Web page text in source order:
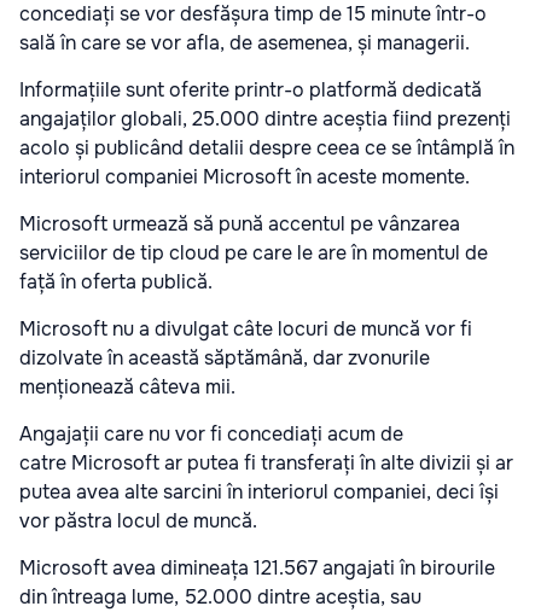
concediați se vor desfășura timp de 15 minute într-o
sală în care se vor afla, de asemenea, și managerii.
Informațiile sunt oferite printr-o platformă dedicată
angajaților globali, 25.000 dintre aceștia fiind prezenți
acolo și publicând detalii despre ceea ce se întâmplă în
interiorul companiei Microsoft în aceste momente.
Microsoft urmează să pună accentul pe vânzarea
serviciilor de tip cloud pe care le are în momentul de
față în oferta publică.
Microsoft nu a divulgat câte locuri de muncă vor fi
dizolvate în această săptămână, dar zvonurile
menționează câteva mii.
Angajații care nu vor fi concediați acum de
catre Microsoft ar putea fi transferați în alte divizii și ar
putea avea alte sarcini în interiorul companiei, deci își
vor păstra locul de muncă.
Microsoft avea dimineața 121.567 angajati în birourile
din întreaga lume, 52.000 dintre aceștia, sau